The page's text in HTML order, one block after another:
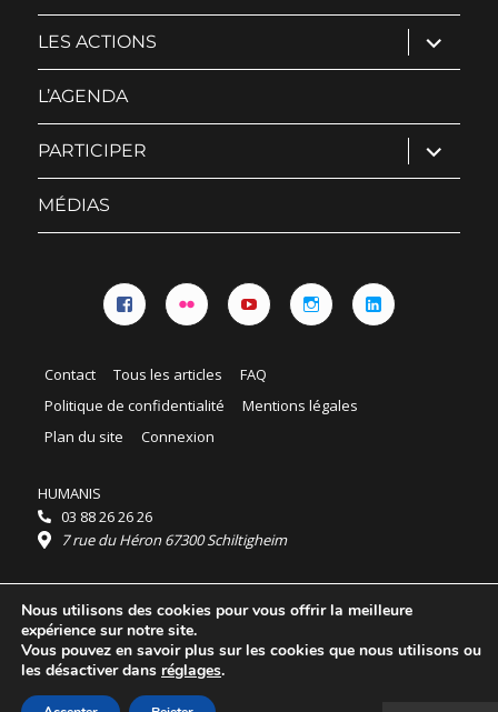
LES ACTIONS ouvrir
le
sous-
L’AGENDA
PARTICIPER ouvrir
le
sous-
MÉDIAS
Contact Tous les articles
FAQ
Politique de confidentialité
Mentions légales
Plan du site
Connexion
HUMANIS
03 88 26 26 26
7 rue du Héron 67300 Schiltigheim
Horaires :
HUMANIS : du lundi au vendredi 9h - 18h
Ordidocaz : du lundi au vendredi 8h - 19h
© 2025 HUMANIS, tous droits réservés.
Licence Creative Commons Attribution 4.0
International
Nous utilisons des cookies pour vous offrir la meilleure
expérience sur notre site.
Vous pouvez en savoir plus sur les cookies que nous utilisons ou
les désactiver dans réglages.